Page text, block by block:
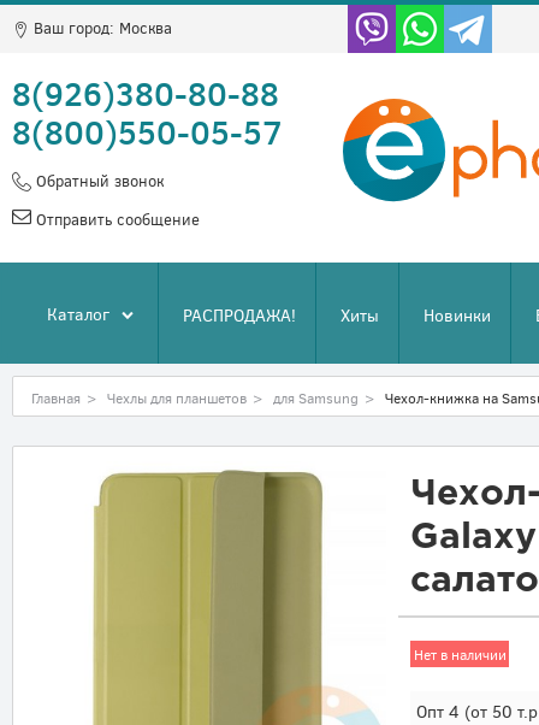
Ваш город: Москва
8(926)380-80-88
8(800)550-05-57
Обратный звонок
Отправить сообщение
Каталог РАСПРОДАЖА! Хиты Новинки
Главная > Чехлы для планшетов > для Samsung > Чехол-книжка на
Нет в наличии
Опт 4 (от 50